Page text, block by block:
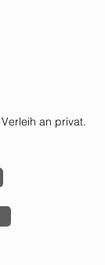
an privat.